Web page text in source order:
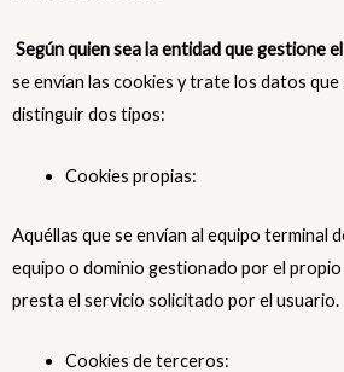
Según quien sea la entidad que gestione
se envían las cookies y trate los datos
distinguir dos tipos:
Cookies propias:
Aquéllas que se envían al equipo terminal
equipo o dominio gestionado por el
presta el servicio solicitado por el usuario.
Cookies de terceros: